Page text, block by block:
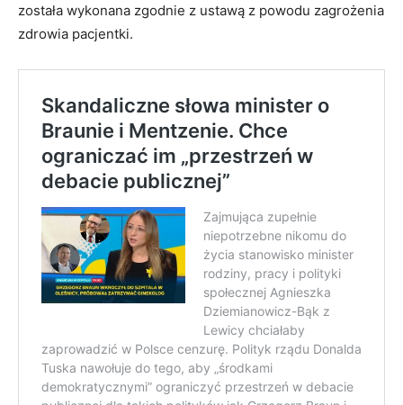
została wykonana zgodnie z ustawą z powodu zagrożenia
zdrowia pacjentki.